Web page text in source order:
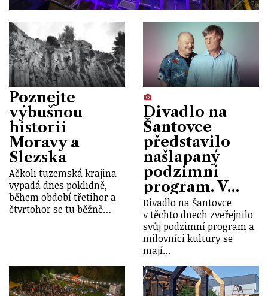
Poznejte
výbušnou
historii
Moravy a
Slezska
Ačkoli tuzemská krajina
vypadá dnes poklidně,
během období třetihor a
čtvrtohor se tu běžně…
Divadlo na
Šantovce
představilo
našlapaný
podzimní
program. V…
Divadlo na Šantovce
v těchto dnech zveřejnilo
svůj podzimní program a
milovníci kultury se
mají…